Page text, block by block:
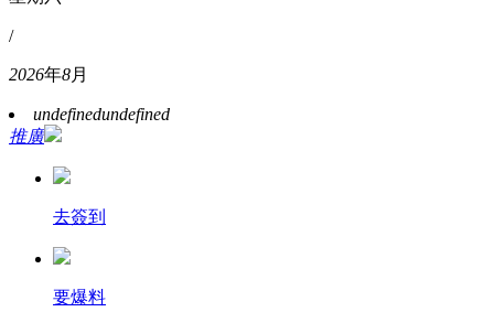
/
2026年8月
undefinedundefined
推廣
去簽到
要爆料